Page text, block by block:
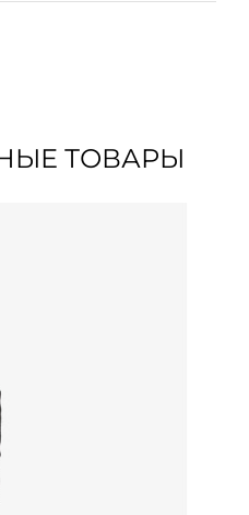
ТОВАРЫ